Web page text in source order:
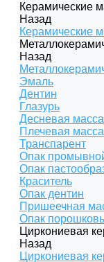
Керамические
Назад
Керамические
Назад
Эмаль
Дентин
Глазурь
Десневая масса
Плечевая масса
Транспарент
Опак
Опак
Краситель
Опак дентин
Пришеечная
Опак
Циркониевая
Назад
Циркониевая